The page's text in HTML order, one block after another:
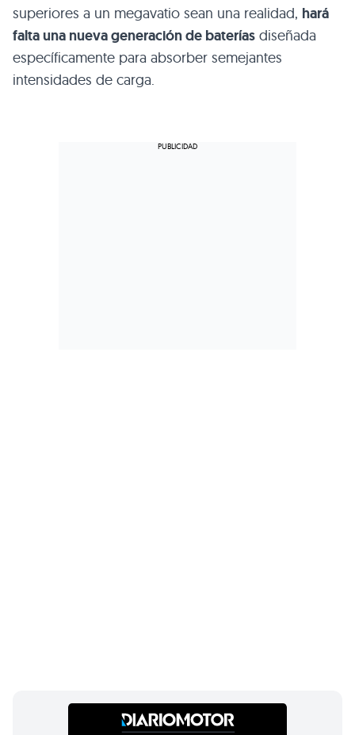
superiores a un megavatio sean una realidad, hará
falta una nueva generación de baterías diseñada
específicamente para absorber semejantes
intensidades de carga.